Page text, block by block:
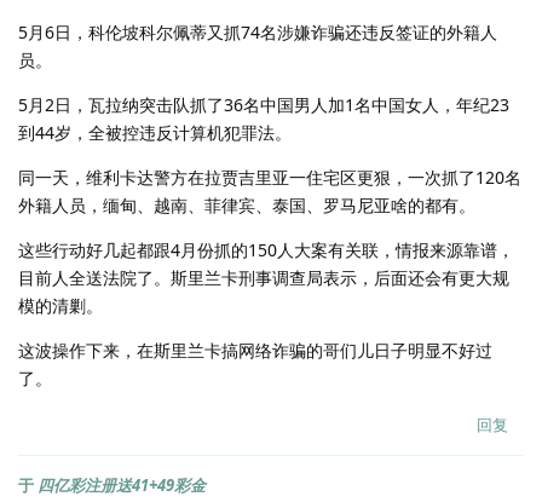
5月6日，科伦坡科尔佩蒂又抓74名涉嫌诈骗还违反签证的外籍人
员。
5月2日，瓦拉纳突击队抓了36名中国男人加1名中国女人，年纪23
到44岁，全被控违反计算机犯罪法。
同一天，维利卡达警方在拉贾吉里亚一住宅区更狠，一次抓了120名
外籍人员，缅甸、越南、菲律宾、泰国、罗马尼亚啥的都有。
这些行动好几起都跟4月份抓的150人大案有关联，情报来源靠谱，
目前人全送法院了。斯里兰卡刑事调查局表示，后面还会有更大规
模的清剿。
这波操作下来，在斯里兰卡搞网络诈骗的哥们儿日子明显不好过
了。
回复
于 四亿彩注册送41+49彩金